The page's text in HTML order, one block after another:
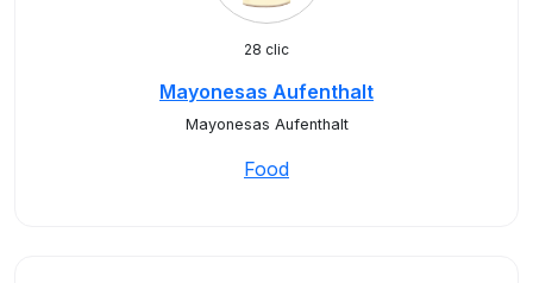
28 clic
Mayonesas Aufenthalt
Mayonesas Aufenthalt
Food